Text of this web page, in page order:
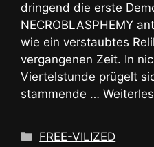
dringend die erste
NECROBLASPHEMY
wie ein verstaubtes
vergangenen Zeit. In
Viertelstunde prügelt
stammende …
Kategorien
FREE-VILIZED